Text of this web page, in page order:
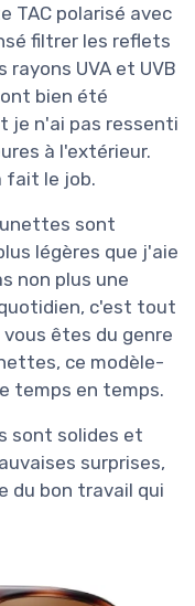
TAC polarisé avec
filtrer les reflets
UVA et UVB
bien été
je n'ai pas ressenti
à l'extérieur.
fait le job.
sont
légères que j'aie
non plus une
c'est tout
êtes du genre
ce modèle-
temps en temps.
sont solides et
surprises,
du bon travail qui